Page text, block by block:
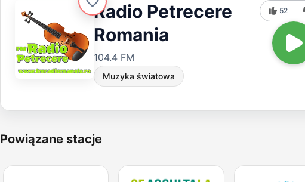
Radio Petrecere
Romania
104.4 FM
Muzyka światowa
52
Powiązane stacje